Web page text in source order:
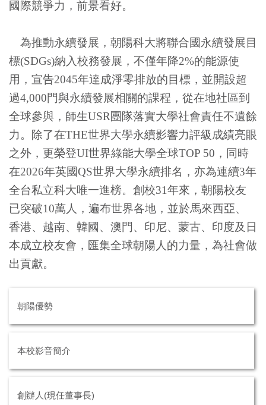
國際競爭力，前景看好。
為推動永續發展 ，朝陽科大將聯合國永續發展目
標(SDGs)納入校務發展，不僅年降2%的能源使
用，宣告2045年達成淨零排放的目標，並開設超
過4,000門與永續發展相關的課程，從在地社區到
全球參與，師生USR團隊落實大學社會責任不遺餘
力。除了在THE世界大學永續影響力評級成績亮眼
之外，更榮登UI世界綠能大學全球TOP 50，同時
在2026年英國QS世界大學永續排名，亦為連續3年
全台私立科大唯一進榜。創校31年來，朝陽校友
已突破10萬人，遍布世界各地，並於馬來西亞、
香港、越南、韓國、澳門、印尼、蒙古、印度及日
本成立校友會，匯集全球朝陽人的力量，為社會做
出貢獻。
朝陽優勢
本校影音簡介
創辦人(現任董事長)